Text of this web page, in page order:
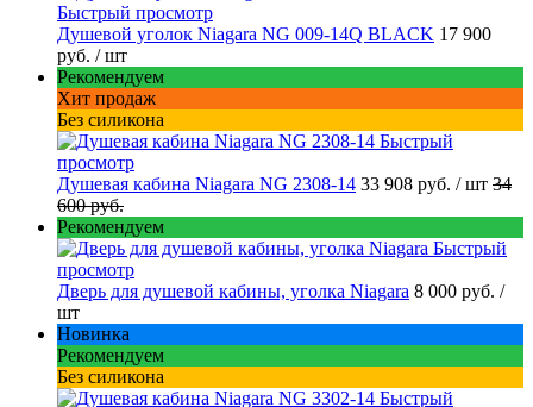
Быстрый просмотр
Душевой уголок Niagara NG 009-14Q BLACK 17 900
руб. / шт
Рекомендуем
Хит продаж
Без силикона
Быстрый
просмотр
Душевая кабина Niagara NG 2308-14 33 908 руб. / шт 34
600 руб.
Рекомендуем
Быстрый
просмотр
Дверь для душевой кабины, уголка Niagara 8 000 руб. /
шт
Новинка
Рекомендуем
Без силикона
Быстрый